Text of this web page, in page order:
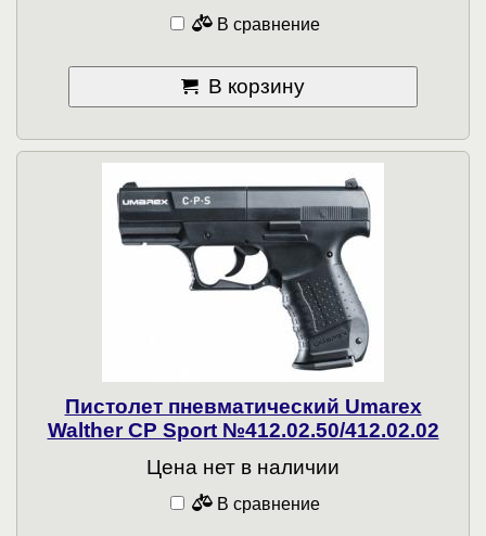
В сравнение
В корзину
Пистолет пневматический Umarex
Walther CP Sport №412.02.50/412.02.02
Цена нет в наличии
В сравнение